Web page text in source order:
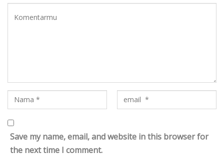
Save my name, email, and website in this browser for
the next time I comment.